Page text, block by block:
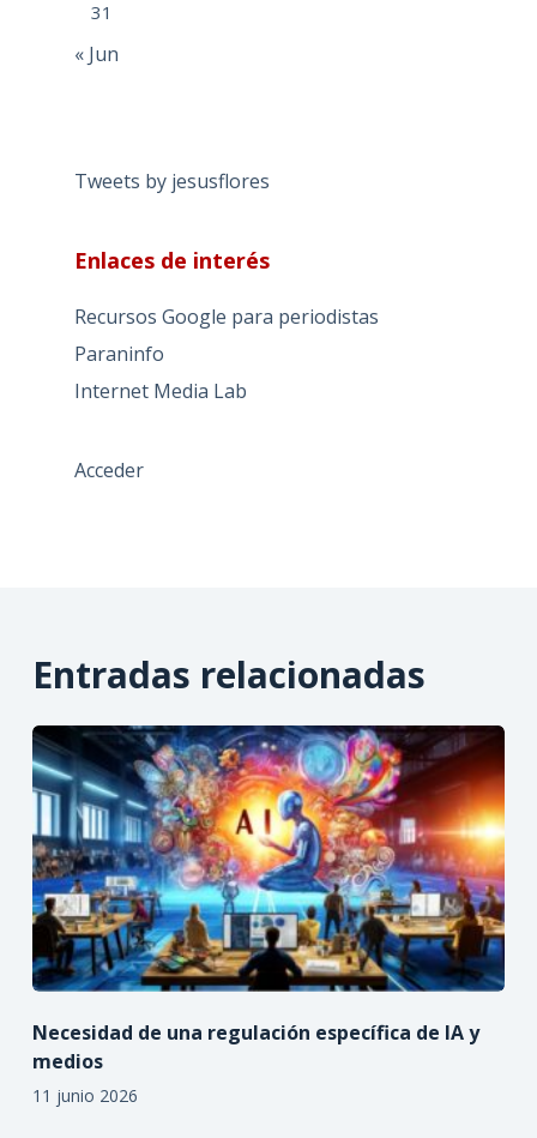
31
« Jun
Tweets by jesusflores
Enlaces de interés
Recursos Google para periodistas
Paraninfo
Internet Media Lab
Acceder
Entradas relacionadas
Necesidad de una regulación específica de IA y
medios
11 junio 2026